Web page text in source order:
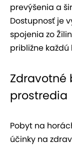
prevýšenia a
Dostupnosť je
spojenia zo
približne každú
Zdravotné
prostredia
Pobyt na
účinky na